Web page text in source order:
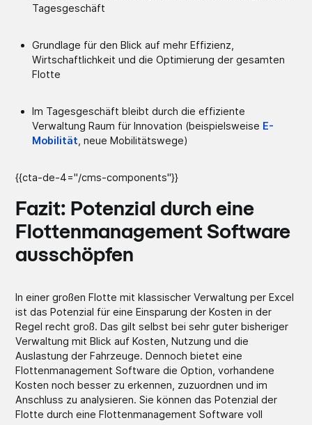
Tagesgeschäft
Grundlage für den Blick auf mehr Effizienz,
Wirtschaftlichkeit und die Optimierung der gesamten
Flotte
Im Tagesgeschäft bleibt durch die effiziente
Verwaltung Raum für Innovation (beispielsweise E-
Mobilität , neue Mobilitätswege)
{{cta-de-4="/cms-components"}}
Fazit: Potenzial durch eine
Flottenmanagement Software
ausschöpfen
In einer großen Flotte mit klassischer Verwaltung per Excel
ist das Potenzial für eine Einsparung der Kosten in der
Regel recht groß. Das gilt selbst bei sehr guter bisheriger
Verwaltung mit Blick auf Kosten, Nutzung und die
Auslastung der Fahrzeuge. Dennoch bietet eine
Flottenmanagement Software die Option, vorhandene
Kosten noch besser zu erkennen, zuzuordnen und im
Anschluss zu analysieren. Sie können das Potenzial der
Flotte durch eine Flottenmanagement Software voll